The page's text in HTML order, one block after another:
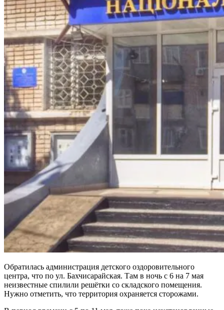
Обратилась администрация детского оздоровительного
центра, что по ул. Бахчисарайская. Там в ночь с 6 на 7 мая
неизвестные спилили решётки со складского помещения.
Нужно отметить, что территория охраняется сторожами.